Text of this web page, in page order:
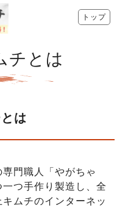
トップ
チとは
は
門職人「やがちゃ
つ手作り製造し、全
ムチのインターネッ